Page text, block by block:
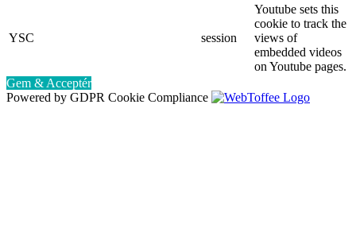
YSC session
Youtube sets this
cookie to track the
views of
embedded videos
on Youtube pages.
Gem & Acceptér
Powered by GDPR Cookie Compliance